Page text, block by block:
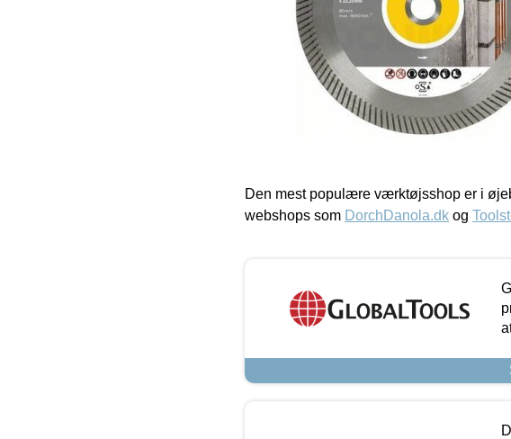
Den mest populære værktøjsshop er i
webshops som DorchDanola.dk og